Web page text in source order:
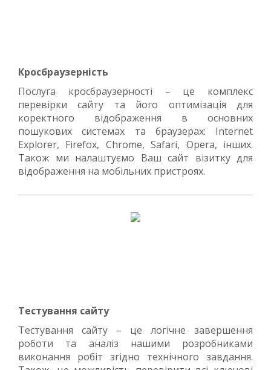
Кросбраузерність
Послуга кросбраузерності – це комплекс
перевірки сайту та його оптимізація для
коректного відображення в основних
пошукових системах та браузерах: Internet
Explorer, Firefox, Chrome, Safari, Opera, інших.
Також ми налаштуємо Ваш сайт візитку для
відображення на мобільних пристроях.
Тестування сайту
Тестування сайту – це логічне завершення
роботи та аналіз нашими розробниками
виконання робіт згідно технічного завдання.